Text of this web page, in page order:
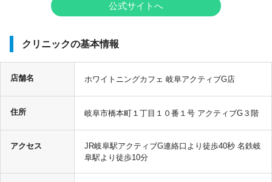
公式サイトへ
クリニックの基本情報
店舗名 ホワイトニングカフェ 岐阜アクティブG店
住所 岐阜市橋本町１丁目１０番１号 アクティブG３階
アクセス
JR岐阜駅アクティブG連絡口より徒歩40秒 名鉄岐
阜駅より徒歩10分